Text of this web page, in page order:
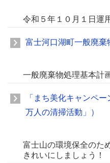
令和５年１０月１日運
富士河口湖町一般廃棄
一般廃棄物処理基本計
「まち美化キャンペ
万人の清掃活動」）
富士山の環境保全のた
きれいにしましょう！